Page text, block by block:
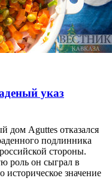
указ
Aguttes отказался
подлинника
стороны.
роль он сыграл в
историческое значение